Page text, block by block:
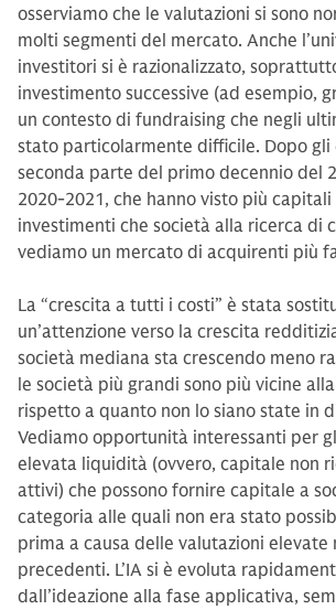
osserviamo che le valutazioni si sono
molti segmenti del mercato. Anche
investitori si è razionalizzato,
investimento successive (ad esempio,
un contesto di fundraising che negli
stato particolarmente difficile. Dopo gli
seconda parte del primo decennio del
2020-2021, che hanno visto più
investimenti che società alla ricerca di
vediamo un mercato di acquirenti più
La “crescita a tutti i costi” è stata
un’attenzione verso la crescita
società mediana sta crescendo meno
le società più grandi sono più vicine
rispetto a quanto non lo siano state in
Vediamo opportunità interessanti per
elevata liquidità (ovvero, capitale non
attivi) che possono fornire capitale a
categoria alle quali non era stato
prima a causa delle valutazioni elevate
precedenti. L’IA si è evoluta
dall’ideazione alla fase applicativa,